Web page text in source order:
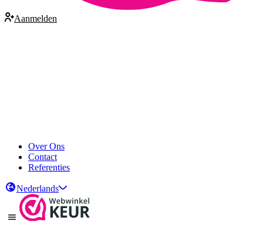
Aanmelden
Over Ons
Contact
Referenties
Nederlands